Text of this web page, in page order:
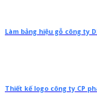
Làm bảng hiệu gỗ công ty
Thiết kế logo công ty CP